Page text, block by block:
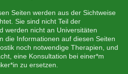
Seiten werden aus der Sichtweise
Sie sind nicht Teil der
werden nicht an Universitäten
die Informationen auf diesen Seiten
noch notwendige Therapien, und
eine Konsultation bei einer*m
zu ersetzen.